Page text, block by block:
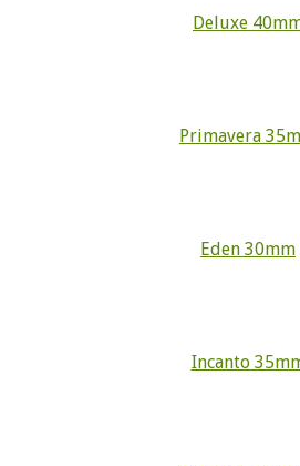
Deluxe
Primavera
Eden 30mm
Incanto